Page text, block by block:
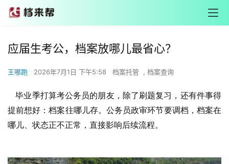
应届生考公，档案放哪儿最省心？
王哪跑 2026年7月1日 下午5:58 档案托管 , 档案查询
毕业季打算考公务员的朋友，除了刷题复习，还有件事得
提前想好：档案往哪儿存。公务员政审环节要调档，档案在
哪儿、状态正不正常，直接影响后续流程。